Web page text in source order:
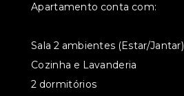
Apartamento conta com:
Sala 2 ambientes (Estar/Jantar)
Cozinha e Lavanderia
2 dormitórios